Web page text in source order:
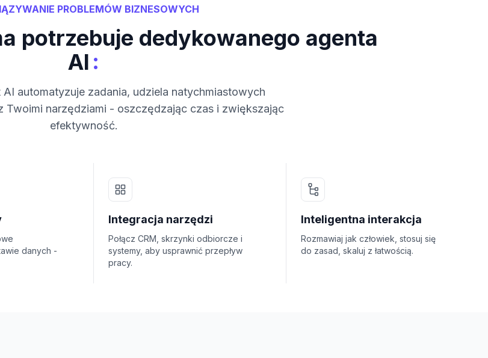
PROBLEMÓW BIZNESOWYCH
potrzebuje dedykowanego agenta
AI :
automatyzuje zadania, udziela natychmiastowych
Twoimi narzędziami - oszczędzając czas i zwiększając
efektywność.
danych -
Integracja narzędzi
Połącz CRM, skrzynki odbiorcze i
systemy, aby usprawnić przepływ
pracy.
Inteligentna interakcja
Rozmawiaj jak człowiek, stosuj się
do zasad, skaluj z łatwością.